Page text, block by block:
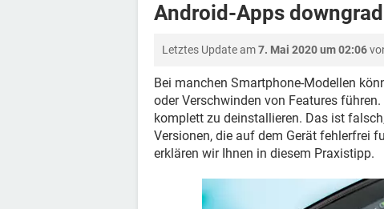
Android-Apps
Letztes Update am7. Mai 2020 um 02:06
Bei manchen Smartphone-Modellen
oder Verschwinden von Features
komplett zu deinstallieren. Das ist
Versionen, die auf dem Gerät fehlerfrei
erklären wir Ihnen in diesem Praxistipp.